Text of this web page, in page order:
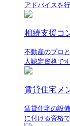
アドバイスを
相続支援コ
不動産のプロ
人認定資格です
賃貸住宅メ
賃貸住宅の設
に付ける資格で